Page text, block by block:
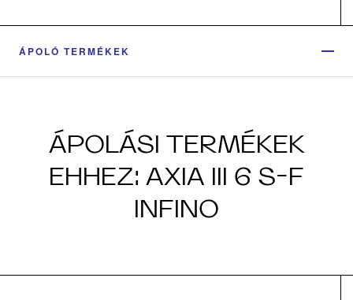
ÁPOLÓ TERMÉKEK
ÁPOLÁSI TERMÉKEK
EHHEZ: AXIA III 6 S-F
INFINO